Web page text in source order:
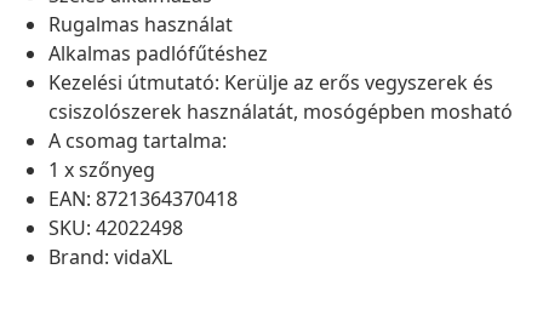
Rugalmas használat
Alkalmas padlófűtéshez
Kezelési útmutató: Kerülje az erős vegyszerek és
csiszolószerek használatát, mosógépben mosható
A csomag tartalma:
1 x szőnyeg
EAN: 8721364370418
SKU: 42022498
Brand: vidaXL